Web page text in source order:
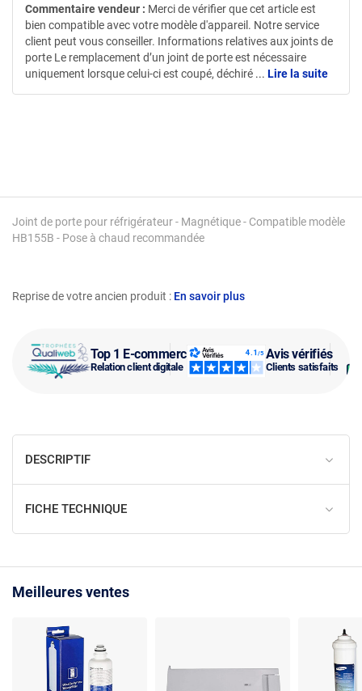
Top 1 E-commerce
Relation client digitale
Avis vérifiés
Clients satisfaits
Reprise de votre ancien produit : En savoir plus
Joint de porte pour réfrigérateur - Magnétique - Compatible modèle
HB155B - Pose à chaud recommandée
Commentaire vendeur : Merci de vérifier que cet article est
bien compatible avec votre modèle d'appareil. Notre service
client peut vous conseiller. Informations relatives aux joints de
porte Le remplacement d’un joint de porte est nécessaire
uniquement lorsque celui-ci est coupé, déchiré ... Lire la suite
DESCRIPTIF
FICHE TECHNIQUE
Meilleures ventes